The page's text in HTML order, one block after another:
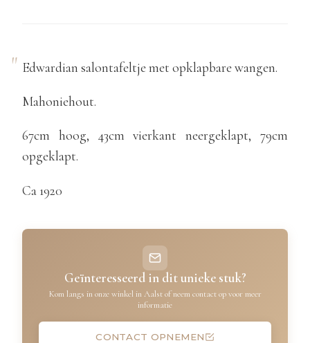
Edwardian salontafeltje met opklapbare wangen.
Mahoniehout.
67cm hoog, 43cm vierkant neergeklapt, 79cm
opgeklapt.
Ca 1920
Geïnteresseerd in dit unieke stuk?
Kom langs in onze winkel in Aalst of neem contact op voor meer
informatie
CONTACT OPNEMEN